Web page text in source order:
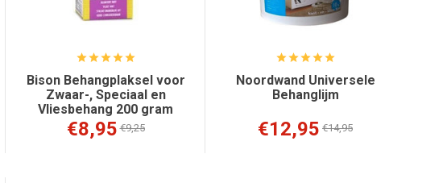
Bison Behangplaksel voor
Zwaar-, Speciaal en
Vliesbehang 200 gram
€8,95 €9,25
Noordwand Universele
Behanglijm
€12,95 €14,95